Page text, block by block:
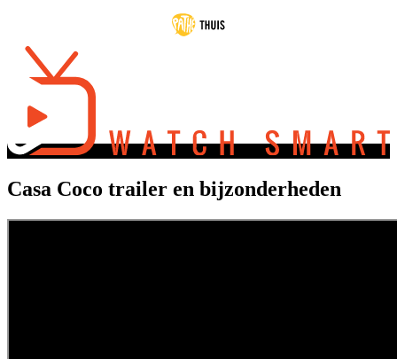
Casa Coco trailer en bijzonderheden